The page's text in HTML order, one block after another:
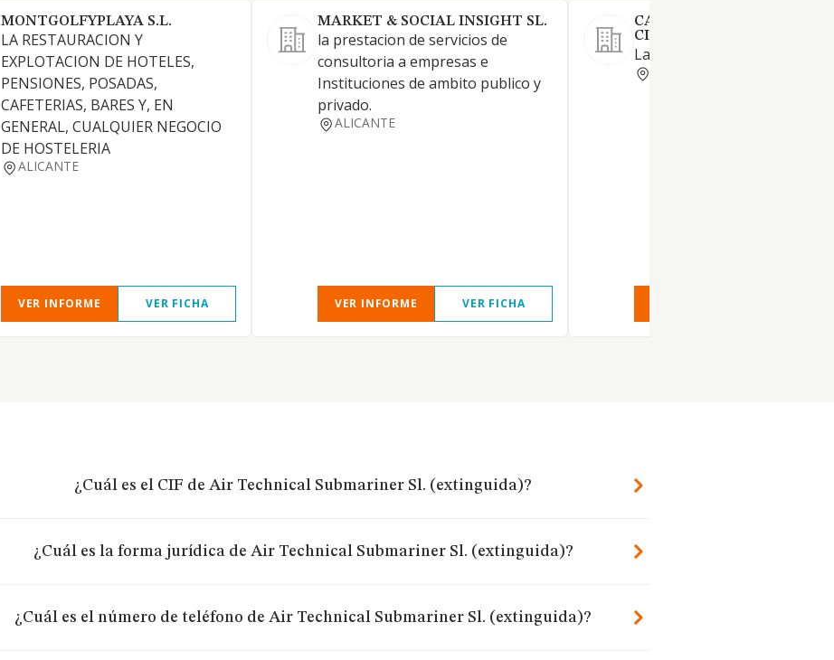
MONTGOLFYPLAYA S.L.
LA RESTAURACION Y
EXPLOTACION DE HOTELES,
PENSIONES, POSADAS,
CAFETERIAS, BARES Y, EN
GENERAL, CUALQUIER NEGOCIO
DE HOSTELERIA
ALICANTE
VER INFORME VER FICHA
MARKET & SOCIAL INSIGHT SL.
la prestacion de servicios de
consultoria a empresas e
Instituciones de ambito publico y
privado.
ALICANTE
VER INFORME VER FICHA
CALIDAD Y GESTION
CIENTIFICA SL
Laboratorio de análisis.
¿Cuál es el CIF de Air Technical Submariner Sl. (extinguida)?
¿Cuál es la forma jurídica de Air Technical Submariner Sl. (extinguida)?
¿Cuál es el número de teléfono de Air Technical Submariner Sl. (extinguida)?